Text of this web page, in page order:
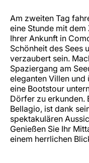
Am zweiten Tag
eine Stunde mit
Ihrer Ankunft in
Schönheit des Sees
verzaubert sein.
Spaziergang am
eleganten Villen und
eine Bootstour
Dörfer zu erkunden.
Bellagio, ist dank
spektakulären
Genießen Sie Ihr
einem herrlichen